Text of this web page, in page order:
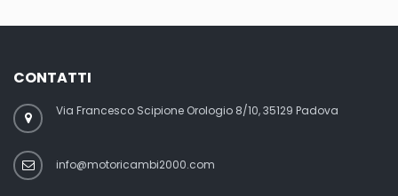
CONTATTI
Via Francesco Scipione Orologio 8/10, 35129 Padova
info@motoricambi2000.com